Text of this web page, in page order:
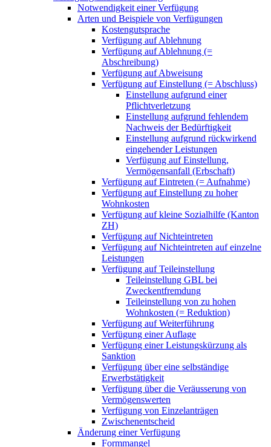
Notwendigkeit einer Verfügung
Arten und Beispiele von Verfügungen
Kostengutsprache
Verfügung auf Ablehnung
Verfügung auf Ablehnung (=
Abschreibung)
Verfügung auf Abweisung
Verfügung auf Einstellung (= Abschluss)
Einstellung aufgrund einer
Pflichtverletzung
Einstellung aufgrund fehlendem
Nachweis der Bedürftigkeit
Einstellung aufgrund rückwirkend
eingehender Leistungen
Verfügung auf Einstellung,
Vermögensanfall (Erbschaft)
Verfügung auf Eintreten (= Aufnahme)
Verfügung auf Einstellung zu hoher
Wohnkosten
Verfügung auf kleine Sozialhilfe (Kanton
ZH)
Verfügung auf Nichteintreten
Verfügung auf Nichteintreten auf einzelne
Leistungen
Verfügung auf Teileinstellung
Teileinstellung GBL bei
Zweckentfremdung
Teileinstellung von zu hohen
Wohnkosten (= Reduktion)
Verfügung auf Weiterführung
Verfügung einer Auflage
Verfügung einer Leistungskürzung als
Sanktion
Verfügung über eine selbständige
Erwerbstätigkeit
Verfügung über die Veräusserung von
Vermögenswerten
Verfügung von Einzelanträgen
Zwischenentscheid
Änderung einer Verfügung
Formmangel